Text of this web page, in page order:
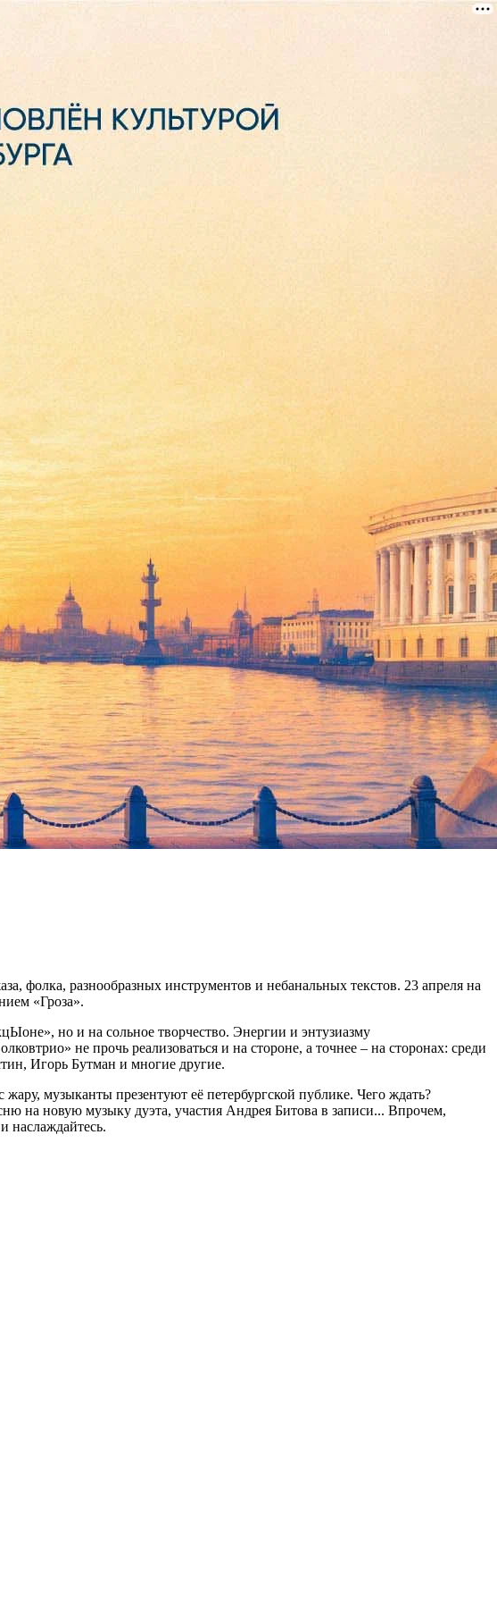
фолка, разнообразных инструментов и небанальных текстов. 23 апреля на
«Гроза».
но и на сольное творчество. Энергии и энтузиазму
не прочь реализоваться и на стороне, а точнее – на сторонах: среди
Игорь Бутман и многие другие.
музыканты презентуют её петербургской публике. Чего ждать?
на новую музыку дуэта, участия Андрея Битова в записи... Впрочем,
наслаждайтесь.